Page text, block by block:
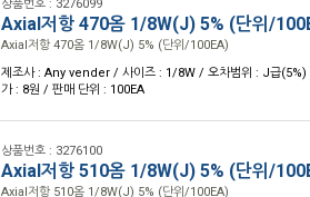
상품번호 : 3276099
Axial저항 470옴 1/8W(J) 5% (단위/
Axial저항 470옴 1/8W(J) 5% (단위/100EA)
제조사 : Any vender / 사이즈 : 1/8W / 오차범위 : J급(5%)
가 : 8원 / 판매 단위 : 100EA
상품번호 : 3276100
Axial저항 510옴 1/8W(J) 5% (단위/
Axial저항 510옴 1/8W(J) 5% (단위/100EA)